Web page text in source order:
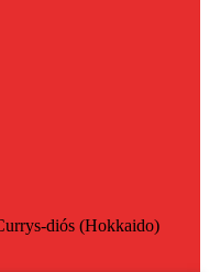
diós (Hokkaido)